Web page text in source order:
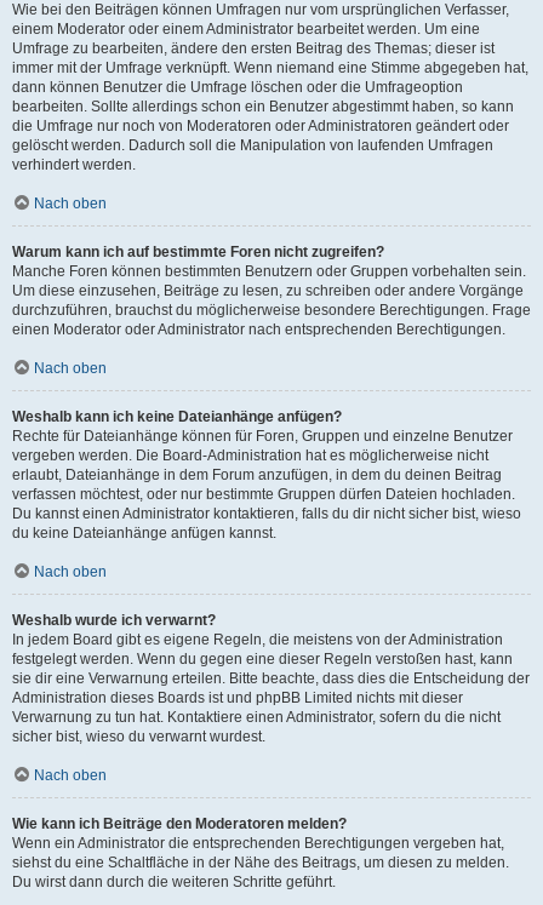
Wie bei den Beiträgen können Umfragen nur vom ursprünglichen Verfasser,
einem Moderator oder einem Administrator bearbeitet werden. Um eine
Umfrage zu bearbeiten, ändere den ersten Beitrag des Themas; dieser ist
immer mit der Umfrage verknüpft. Wenn niemand eine Stimme abgegeben hat,
dann können Benutzer die Umfrage löschen oder die Umfrageoption
bearbeiten. Sollte allerdings schon ein Benutzer abgestimmt haben, so kann
die Umfrage nur noch von Moderatoren oder Administratoren geändert oder
gelöscht werden. Dadurch soll die Manipulation von laufenden Umfragen
verhindert werden.
Nach oben
Warum kann ich auf bestimmte Foren nicht zugreifen?
Manche Foren können bestimmten Benutzern oder Gruppen vorbehalten sein.
Um diese einzusehen, Beiträge zu lesen, zu schreiben oder andere Vorgänge
durchzuführen, brauchst du möglicherweise besondere Berechtigungen. Frage
einen Moderator oder Administrator nach entsprechenden Berechtigungen.
Nach oben
Weshalb kann ich keine Dateianhänge anfügen?
Rechte für Dateianhänge können für Foren, Gruppen und einzelne Benutzer
vergeben werden. Die Board-Administration hat es möglicherweise nicht
erlaubt, Dateianhänge in dem Forum anzufügen, in dem du deinen Beitrag
verfassen möchtest, oder nur bestimmte Gruppen dürfen Dateien hochladen.
Du kannst einen Administrator kontaktieren, falls du dir nicht sicher bist, wieso
du keine Dateianhänge anfügen kannst.
Nach oben
Weshalb wurde ich verwarnt?
In jedem Board gibt es eigene Regeln, die meistens von der Administration
festgelegt werden. Wenn du gegen eine dieser Regeln verstoßen hast, kann
sie dir eine Verwarnung erteilen. Bitte beachte, dass dies die Entscheidung der
Administration dieses Boards ist und phpBB Limited nichts mit dieser
Verwarnung zu tun hat. Kontaktiere einen Administrator, sofern du die nicht
sicher bist, wieso du verwarnt wurdest.
Nach oben
Wie kann ich Beiträge den Moderatoren melden?
Wenn ein Administrator die entsprechenden Berechtigungen vergeben hat,
siehst du eine Schaltfläche in der Nähe des Beitrags, um diesen zu melden.
Du wirst dann durch die weiteren Schritte geführt.